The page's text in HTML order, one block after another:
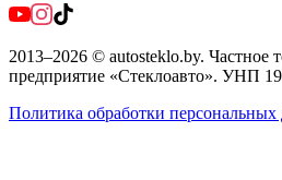
2013–2026 © autosteklo.by. Частное
предприятие «Стеклоавто». УНП
Политика обработки